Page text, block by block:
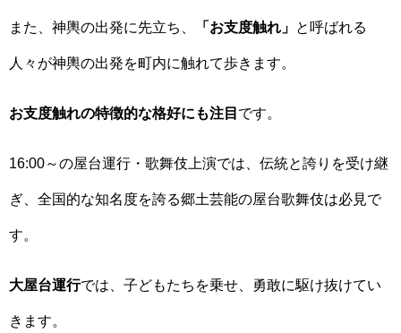
また、神輿の出発に先立ち、 「お支度触れ」 と呼ばれる
人々が神輿の出発を町内に触れて歩きます。
お支度触れの特徴的な格好にも注目 です。
16:00～の屋台運行・歌舞伎上演では、伝統と誇りを受け継
ぎ、全国的な知名度を誇る郷土芸能の屋台歌舞伎は必見で
す。
大屋台運行では、子どもたちを乗せ、勇敢に駆け抜けてい
きます。